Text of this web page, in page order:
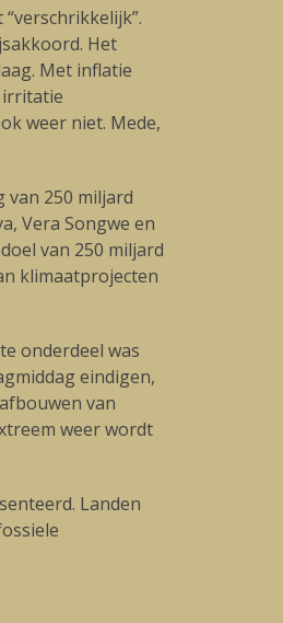
Het
Met inflatie
irritatie
weer niet. Mede,
van 250 miljard
Vera Songwe en
van 250 miljard
klimaatprojecten
onderdeel was
eindigen,
van
weer wordt
Landen